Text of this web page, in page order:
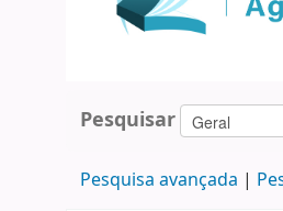
Pesquisar
Pesquisa avançada